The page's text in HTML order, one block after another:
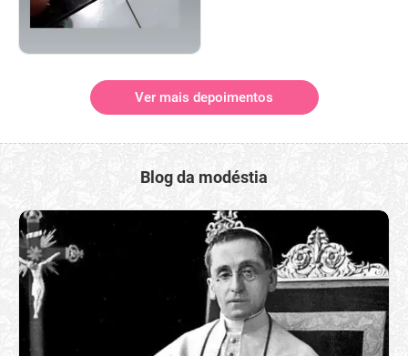
Ver mais depoimentos
Blog da modéstia